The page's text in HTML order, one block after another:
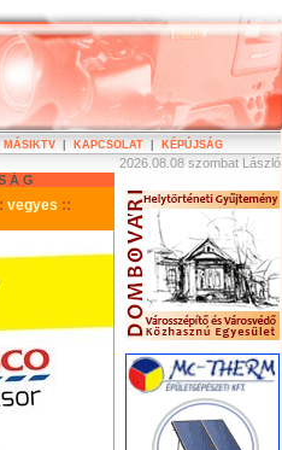
MÁSIKTV KAPCSOLAT KÉPÚJSÁG
2026.08.08 szombat László
Á G